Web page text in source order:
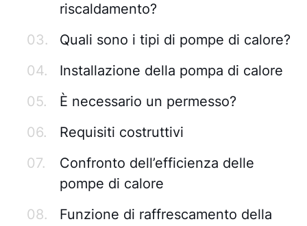
riscaldamento?
03.
Quali sono i tipi di pompe di calore?
04.
Installazione della pompa di calore
05.
È necessario un permesso?
06.
Requisiti costruttivi
07.
Confronto dell’efficienza delle
pompe di calore
08.
Funzione di raffrescamento della